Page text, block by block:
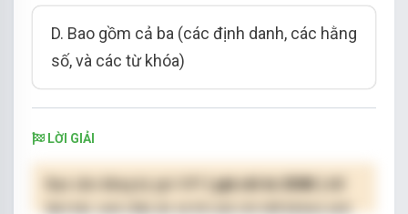
D. Bao gồm cả ba (các định danh, các hằng
số, và các từ khóa)
LỜI GIẢI
( giá chỉ từ 250K )